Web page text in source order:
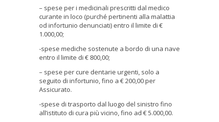
– spese per i medicinali prescritti dal medico
curante in loco (purché pertinenti alla malattia
od infortunio denunciati) entro il limite di €
1.000,00;
-spese mediche sostenute a bordo di una nave
entro il limite di € 800,00;
– spese per cure dentarie urgenti, solo a
seguito di infortunio, fino a € 200,00 per
Assicurato.
-spese di trasporto dal luogo del sinistro fino
all’istituto di cura più vicino, fino ad € 5.000,00.